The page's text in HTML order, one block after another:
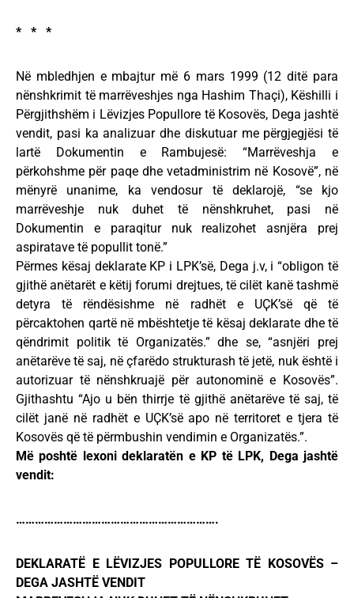
* * *
Në mbledhjen e mbajtur më 6 mars 1999 (12 ditë para
nënshkrimit të marrëveshjes nga Hashim Thaçi), Këshilli i
Përgjithshëm i Lëvizjes Popullore të Kosovës, Dega jashtë
vendit, pasi ka analizuar dhe diskutuar me përgjegjësi të
lartë Dokumentin e Rambujesë: “Marrëveshja e
përkohshme për paqe dhe vetadministrim në Kosovë”, në
mënyrë unanime, ka vendosur të deklarojë, “se kjo
marrëveshje nuk duhet të nënshkruhet, pasi në
Dokumentin e paraqitur nuk realizohet asnjëra prej
aspiratave të popullit tonë.”
Përmes kësaj deklarate KP i LPK’së, Dega j.v, i “obligon të
gjithë anëtarët e këtij forumi drejtues, të cilët kanë tashmë
detyra të rëndësishme në radhët e UҪK’së që të
përcaktohen qartë në mbështetje të kësaj deklarate dhe të
qëndrimit politik të Organizatës.” dhe se, “asnjëri prej
anëtarëve të saj, në çfarëdo strukturash të jetë, nuk është i
autorizuar të nënshkruajë për autonominë e Kosovës”.
Gjithashtu “Ajo u bën thirrje të gjithë anëtarëve të saj, të
cilët janë në radhët e UҪK’së apo në territoret e tjera të
Kosovës që të përmbushin vendimin e Organizatës.”.
Më poshtë lexoni deklaratën e KP të LPK, Dega jashtë
vendit:
……………………………………………………….
DEKLARATË E LËVIZJES POPULLORE TË KOSOVËS –
DEGA JASHTË VENDIT